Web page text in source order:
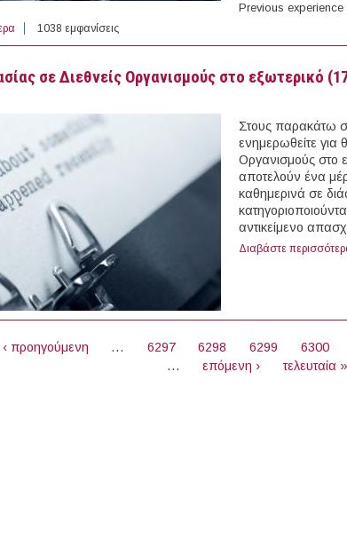
Previous experience
για Senior Humanitarian Support Officer at the International
1038 εμφανίσεις
σε Διεθνείς Οργανισμούς στο εξωτερικό
Στους παρακάτω
ενημερωθείτε για
Οργανισμούς στο
αποτελούν ένα
καθημερινά σε
αντικείμενο
Διαβάστε
‹ προηγούμενη … 6297 6298 6299 6300
…
επόμενη › τελευταία »